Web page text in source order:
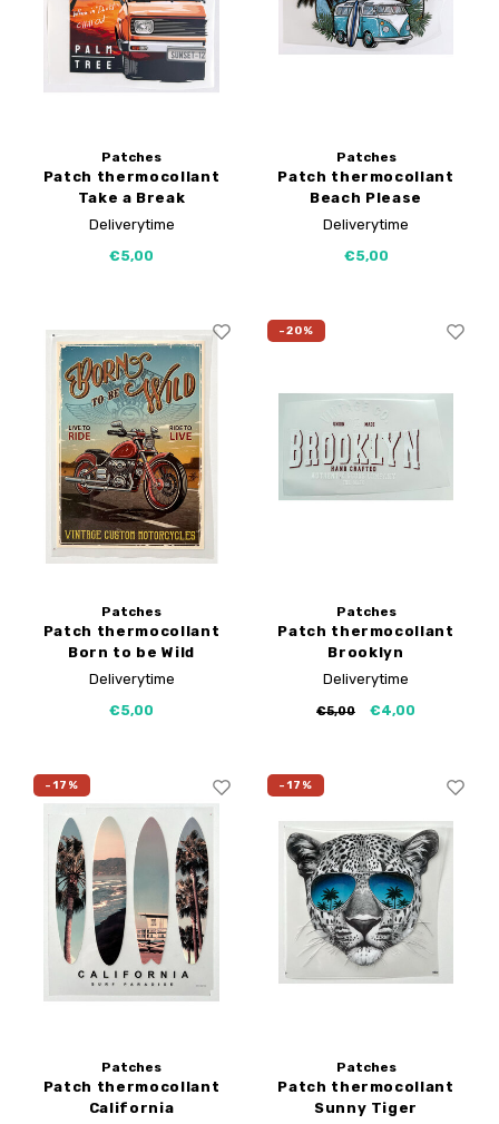
Tutoriels de My Image
Corrections de My Image
Corrections de B-Trendy
Ebooks gratuits
Service d'imprimante PDF
Patches
Patch thermocollant
Take a Break
Deliverytime
€5,00
Patches
Patch thermocollant
Beach Please
Deliverytime
€5,00
Patches
Patch thermocollant
Born to be Wild
Deliverytime
€5,00
-20%
Patches
Patch thermocollant
Brooklyn
Deliverytime
€5,00 €4,00
-17%
Patches
Patch thermocollant
California
-17%
Patches
Patch thermocollant
Sunny Tiger